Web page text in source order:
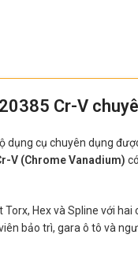
Cr-V
dụng cụ chuyên dụng
V (Chrome Vanadium)
Hex và Spline với
bảo trì, gara ô tô và